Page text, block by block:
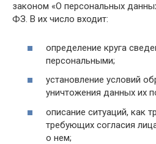
законом «О персональных
ФЗ. В их число входит:
определение круга
персональными;
установление условий
уничтожения данных их
описание ситуаций, как
требующих согласия
о нем;